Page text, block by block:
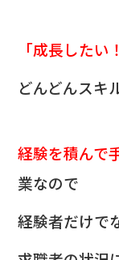
「成長したい
どんどんスキ
経験を積んで
業なので
経験者だけで